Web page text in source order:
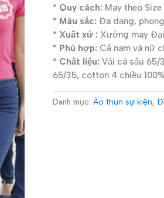
* Quy cách: May theo Size
* Màu sắc: Đa dạng,
* Xuất xứ : Xưởng may
* Phù hợp: Cả nam và nữ
* Chất liệu: Vải cá sấu 65/
65/35, cotton 4 chiều
Danh mục: Áo thun sự kiện,